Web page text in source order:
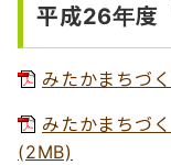
平成26年度
みたかまちづ
みたかまちづ
(2MB)